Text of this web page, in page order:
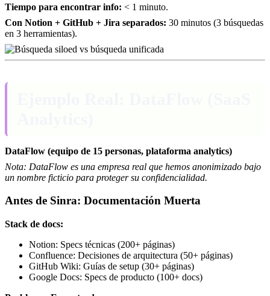
Tiempo para encontrar info: < 1 minuto.
Con Notion + GitHub + Jira separados: 30 minutos (3 búsquedas
en 3 herramientas).
DataFlow (equipo de 15 personas, plataforma analytics)
Nota: DataFlow es una empresa real que hemos anonimizado bajo
un nombre ficticio para proteger su confidencialidad.
Antes de Sinra: Documentación Muerta
Stack de docs:
Notion: Specs técnicas (200+ páginas)
Confluence: Decisiones de arquitectura (50+ páginas)
GitHub Wiki: Guías de setup (30+ páginas)
Google Docs: Specs de producto (100+ docs)